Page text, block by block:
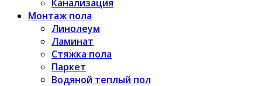
Канализация
Монтаж пола
Линолеум
Ламинат
Стяжка пола
Паркет
Водяной теплый пол